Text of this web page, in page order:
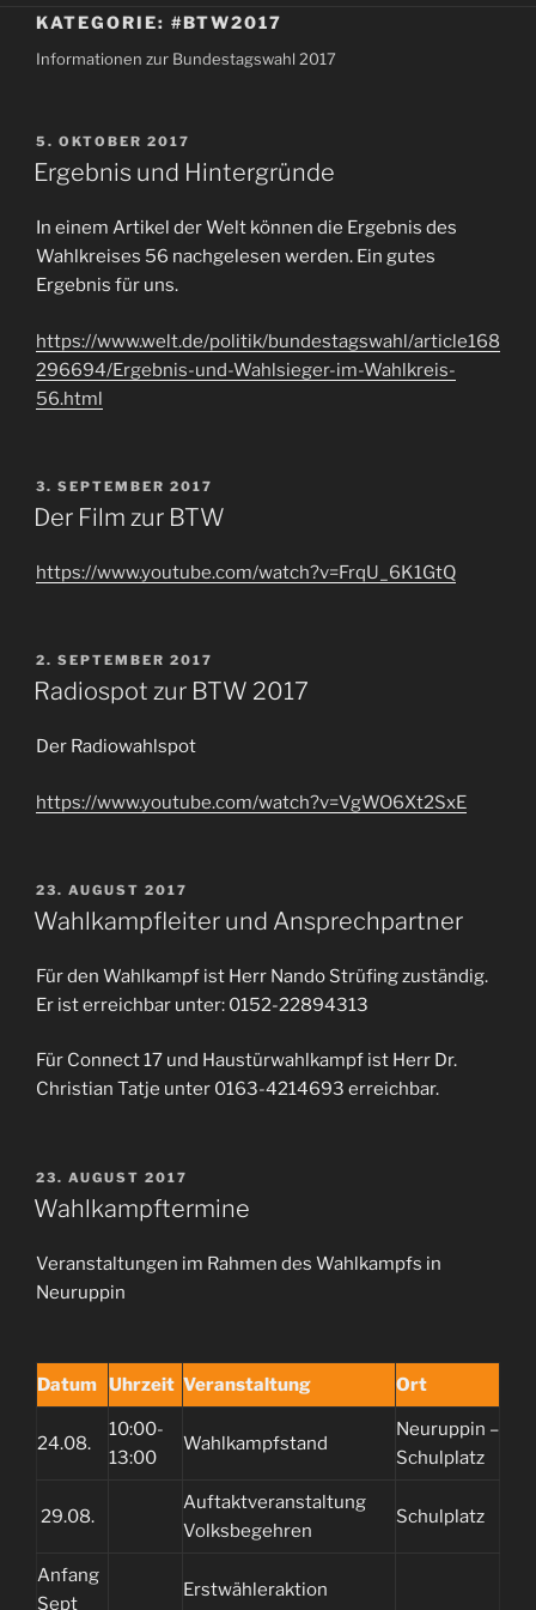
KATEGORIE: #BTW2017
Informationen zur Bundestagswahl 2017
VERÖFFENTLICHT
AM
5. OKTOBER 2017
Ergebnis und Hintergründe
In einem Artikel der Welt können die Ergebnis des
Wahlkreises 56 nachgelesen werden. Ein gutes
Ergebnis für uns.
https://www.welt.de/politik/bundestagswahl/article168
296694/Ergebnis-und-Wahlsieger-im-Wahlkreis-
56.html
VERÖFFENTLICHT
AM
3. SEPTEMBER 2017
Der Film zur BTW
https://www.youtube.com/watch?v=FrqU_6K1GtQ
VERÖFFENTLICHT
AM
2. SEPTEMBER 2017
Radiospot zur BTW 2017
Der Radiowahlspot
https://www.youtube.com/watch?v=VgWO6Xt2SxE
VERÖFFENTLICHT
AM
23. AUGUST 2017
Wahlkampfleiter und Ansprechpartner
Für den Wahlkampf ist Herr Nando Strüfing zuständig.
Er ist erreichbar unter: 0152-22894313
Für Connect 17 und Haustürwahlkampf ist Herr Dr.
Christian Tatje unter 0163-4214693 erreichbar.
VERÖFFENTLICHT
AM
23. AUGUST 2017
Wahlkampftermine
Veranstaltungen im Rahmen des Wahlkampfs in
Neuruppin
Datum Uhrzeit Veranstaltung Ort
24.08.
10:00-
13:00
Wahlkampfstand
Neuruppin –
Schulplatz
29.08.
Auftaktveranstaltung
Volksbegehren
Schulplatz
Anfang
Sept
Erstwähleraktion